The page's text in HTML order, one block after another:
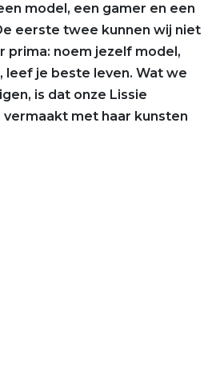
model, een gamer en een
eerste twee kunnen wij niet
prima: noem jezelf model,
leef je beste leven. Wat we
is dat onze Lissie
met haar kunsten